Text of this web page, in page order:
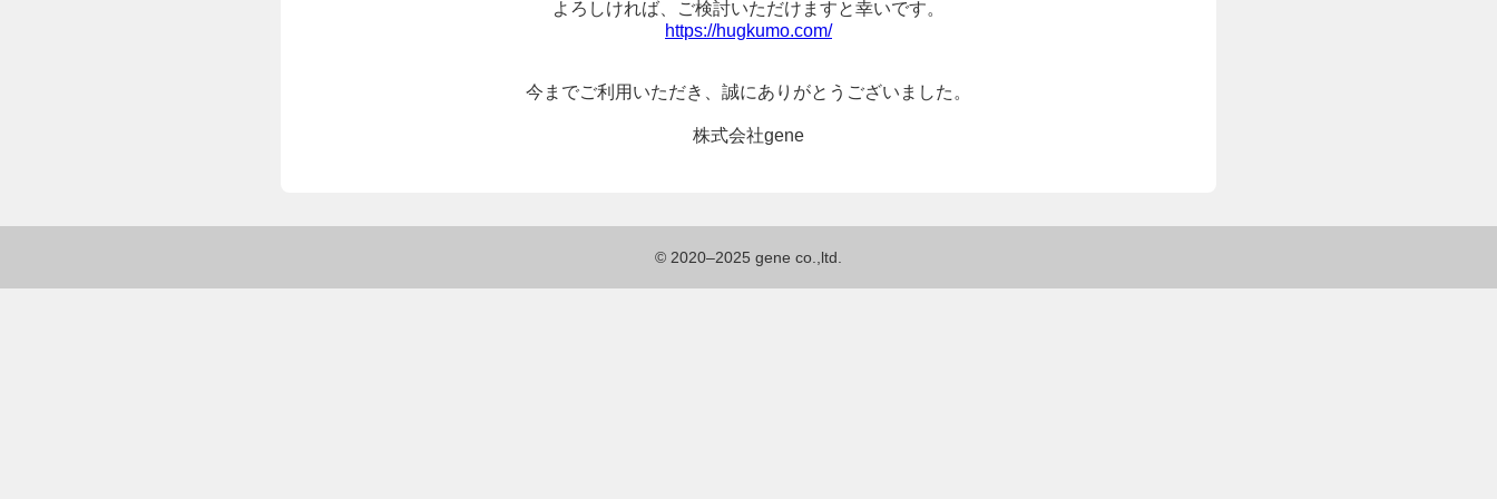
よろしければ、
ご検討いただけますと幸いです。
https://hugkumo.com/
今までご利用いただき、 誠にありがとうございました。
株式会社gene
© 2020–2025 gene co.,ltd.